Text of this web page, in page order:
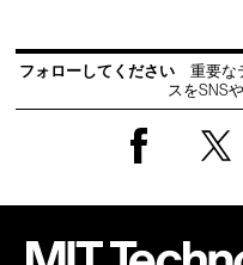
フォローしてください
重要な
スをSNS